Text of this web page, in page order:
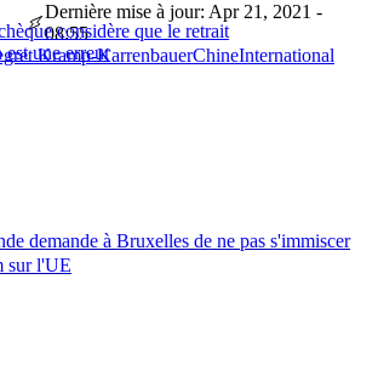
considère que le retrait
est une erreur
Dernière mise à jour: Apr 21, 2021 -
08:55
Kramp-KarrenbauerChineInternational
demande à Bruxelles de ne pas s'immiscer
sur l'UE